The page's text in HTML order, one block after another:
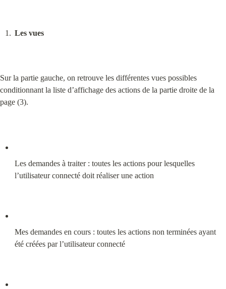
Les vues
Sur la partie gauche, on retrouve les différentes vues possibles
conditionnant la liste d’affichage des actions de la partie droite de la
page (3).
Les demandes à traiter : toutes les actions pour lesquelles
l’utilisateur connecté doit réaliser une action
Mes demandes en cours : toutes les actions non terminées ayant
été créées par l’utilisateur connecté